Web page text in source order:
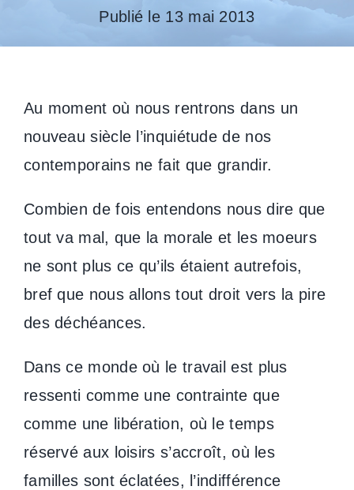
Publié le 13 mai 2013
Au moment où nous rentrons dans un
nouveau siècle l’inquiétude de nos
contemporains ne fait que grandir.
Combien de fois entendons nous dire que
tout va mal, que la morale et les moeurs
ne sont plus ce qu’ils étaient autrefois,
bref que nous allons tout droit vers la pire
des déchéances.
Dans ce monde où le travail est plus
ressenti comme une contrainte que
comme une libération, où le temps
réservé aux loisirs s’accroît, où les
familles sont éclatées, l’indifférence